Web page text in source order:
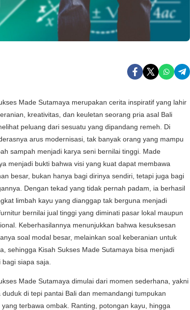
Made Sutamaya merupakan cerita inspiratif yang lahir
kreativitas, dan keuletan seorang pria asal Bali
peluang dari sesuatu yang dipandang remeh. Di
arus modernisasi, tak banyak orang yang mampu
sampah menjadi karya seni bernilai tinggi. Made
menjadi bukti bahwa visi yang kuat dapat membawa
besar, bukan hanya bagi dirinya sendiri, tetapi juga bagi
Dengan tekad yang tidak pernah padam, ia berhasil
limbah kayu yang dianggap tak berguna menjadi
bernilai jual tinggi yang diminati pasar lokal maupun
Keberhasilannya menunjukkan bahwa kesuksesan
soal modal besar, melainkan soal keberanian untuk
sehingga Kisah Sukses Made Sutamaya bisa menjadi
bagi siapa saja.
Made Sutamaya dimulai dari momen sederhana, yakni
duduk di tepi pantai Bali dan memandangi tumpukan
yang terbawa ombak. Ranting, potongan kayu, hingga